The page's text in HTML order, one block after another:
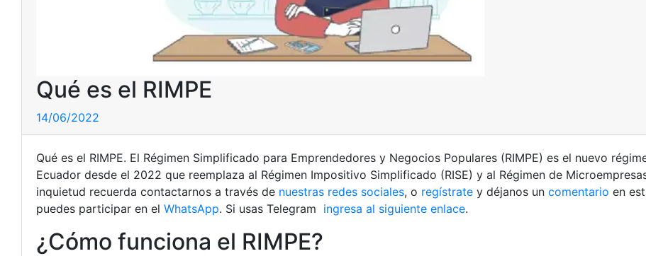
Qué es el RIMPE
14/06/2022
Qué es el RIMPE. El Régimen Simplificado para Emprendedores y Negocios Populares (RIMPE) es el nuevo
Ecuador desde el 2022 que reemplaza al Régimen Impositivo Simplificado (RISE) y al Régimen de
inquietud recuerda contactarnos a través de nuestras redes sociales, o regístrate y déjanos un comentario en
puedes participar en el WhatsApp. Si usas Telegram ingresa al siguiente enlace.
¿Cómo funciona el RIMPE?